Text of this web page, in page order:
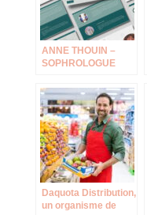
ANNE THOUIN –
SOPHROLOGUE
Daquota Distribution,
un organisme de